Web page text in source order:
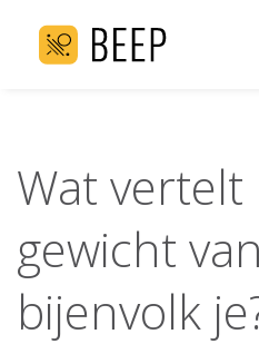
Wat vertelt
gewicht
bijenvolk